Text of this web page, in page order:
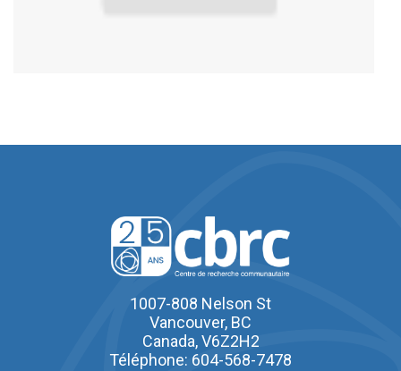
1007-808 Nelson St
Vancouver, BC
Canada, V6Z2H2
Téléphone: 604-568-7478